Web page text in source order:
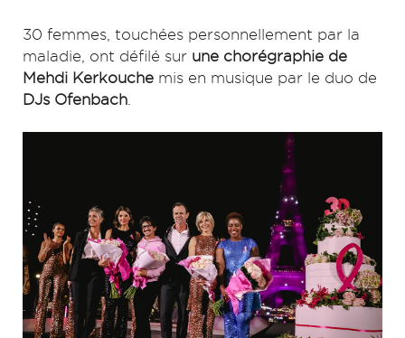
30 femmes, touchées personnellement par la
maladie, ont défilé sur une chorégraphie de
Mehdi Kerkouche mis en musique par le duo de
DJs Ofenbach